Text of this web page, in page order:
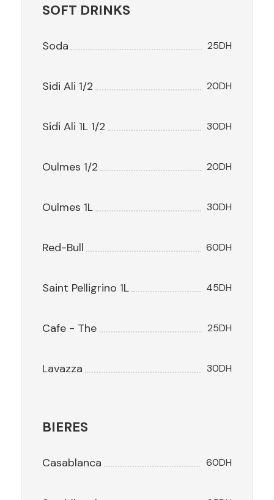
SOFT DRINKS
Soda 25DH
Sidi Ali 1/2 20DH
Sidi Ali 1L 1/2 30DH
Oulmes 1/2 20DH
Oulmes 1L 30DH
Red-Bull 60DH
Saint Pelligrino 1L 45DH
Cafe - The 25DH
Lavazza 30DH
BIERES
Casablanca 60DH